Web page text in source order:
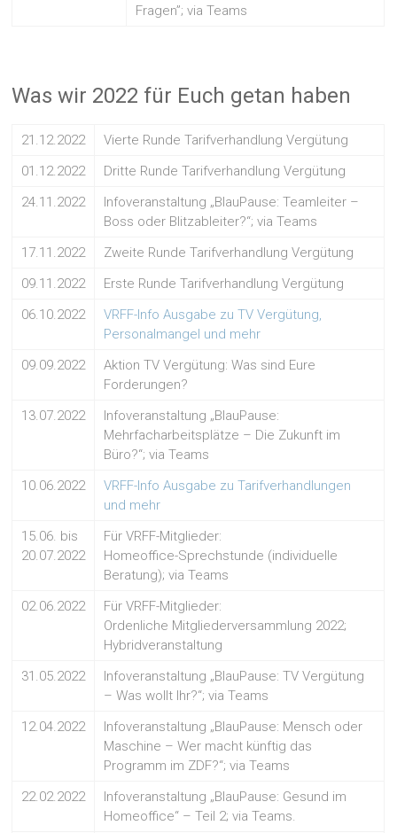
Fragen”; via Teams
Was wir 2022 für Euch getan haben
21.12.2022
Vierte Runde Tarifverhandlung Vergütung
01.12.2022
Dritte Runde Tarifverhandlung Vergütung
24.11.2022
Infoveranstaltung „BlauPause: Teamleiter –
Boss oder Blitzableiter?“; via Teams
17.11.2022
Zweite Runde Tarifverhandlung Vergütung
09.11.2022
Erste Runde Tarifverhandlung Vergütung
06.10.2022
VRFF-Info Ausgabe zu TV Vergütung,
Personalmangel und mehr
09.09.2022
Aktion TV Vergütung: Was sind Eure
Forderungen?
13.07.2022
Infoveranstaltung „BlauPause:
Mehrfacharbeitsplätze – Die Zukunft im
Büro?“; via Teams
10.06.2022
VRFF-Info Ausgabe zu Tarifverhandlungen
und mehr
15.06. bis
20.07.2022
Für VRFF-Mitglieder:
Homeoffice-Sprechstunde (individuelle
Beratung); via Teams
02.06.2022
Für VRFF-Mitglieder:
Ordenliche Mitgliederversammlung 2022;
Hybridveranstaltung
31.05.2022
Infoveranstaltung „BlauPause: TV Vergütung
– Was wollt Ihr?“; via Teams
12.04.2022
Infoveranstaltung „BlauPause: Mensch oder
Maschine – Wer macht künftig das
Programm im ZDF?“; via Teams
22.02.2022
Infoveranstaltung „BlauPause: Gesund im
Homeoffice“ – Teil 2; via Teams.